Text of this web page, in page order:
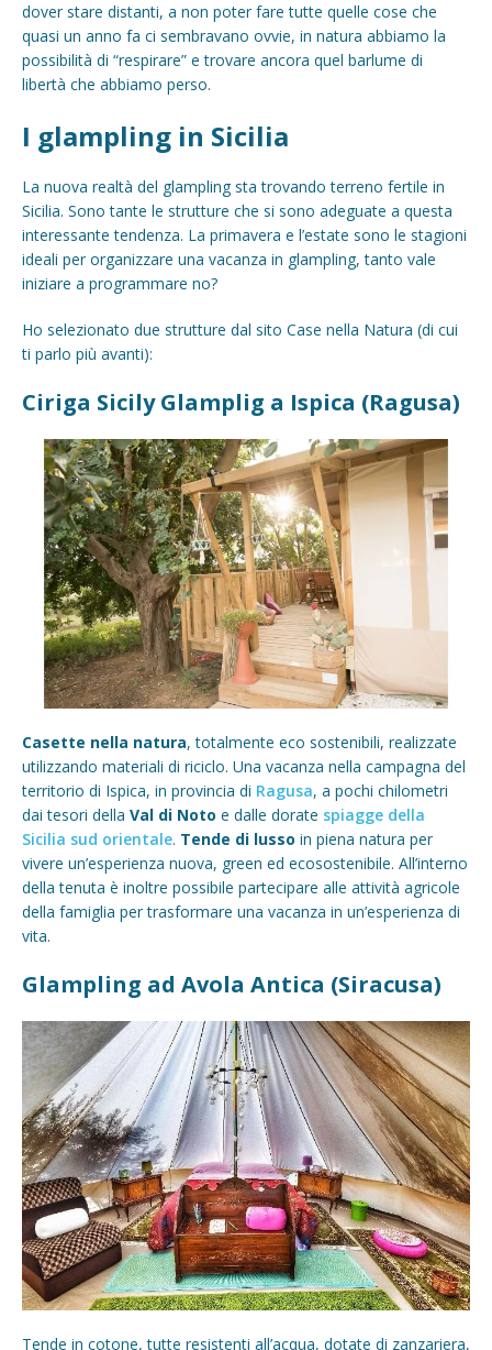
dover stare distanti, a non poter fare tutte quelle cose che
quasi un anno fa ci sembravano ovvie, in natura abbiamo la
possibilità di “respirare” e trovare ancora quel barlume di
libertà che abbiamo perso.
I glampling in Sicilia
La nuova realtà del glampling sta trovando terreno fertile in
Sicilia. Sono tante le strutture che si sono adeguate a questa
interessante tendenza. La primavera e l’estate sono le stagioni
ideali per organizzare una vacanza in glampling, tanto vale
iniziare a programmare no?
Ho selezionato due strutture dal sito Case nella Natura (di cui
ti parlo più avanti):
Ciriga Sicily Glamplig a Ispica (Ragusa)
Casette nella natura, totalmente eco sostenibili, realizzate
utilizzando materiali di riciclo. Una vacanza nella campagna del
territorio di Ispica, in provincia di Ragusa, a pochi chilometri
dai tesori della Val di Noto e dalle dorate spiagge della
Sicilia sud orientale. Tende di lusso in piena natura per
vivere un’esperienza nuova, green ed ecosostenibile. All’interno
della tenuta è inoltre possibile partecipare alle attività agricole
della famiglia per trasformare una vacanza in un’esperienza di
vita.
Glampling ad Avola Antica (Siracusa)
Tende in cotone, tutte resistenti all’acqua, dotate di zanzariera,